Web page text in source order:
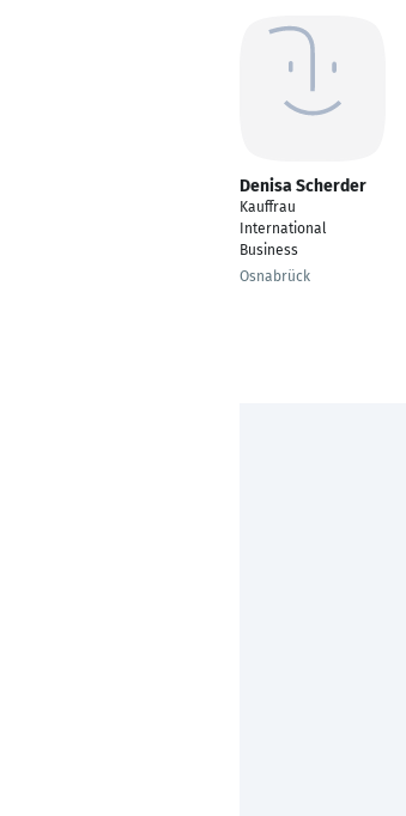
Denisa Scherder
Kauffrau
International
Business
Osnabrück